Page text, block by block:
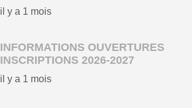
il y a 1 mois
INFORMATIONS OUVERTURES
INSCRIPTIONS 2026-2027
il y a 1 mois